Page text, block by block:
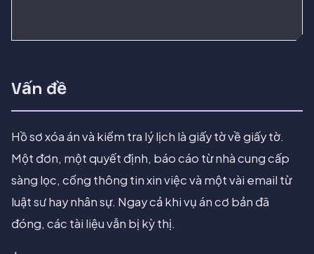
Vấn đề
Hồ sơ xóa án và kiểm tra lý lịch là giấy tờ về giấy tờ.
Một đơn, một quyết định, báo cáo từ nhà cung cấp
sàng lọc, cổng thông tin xin việc và một vài email từ
luật sư hay nhân sự. Ngay cả khi vụ án cơ bản đã
đóng, các tài liệu vẫn bị kỳ thị.